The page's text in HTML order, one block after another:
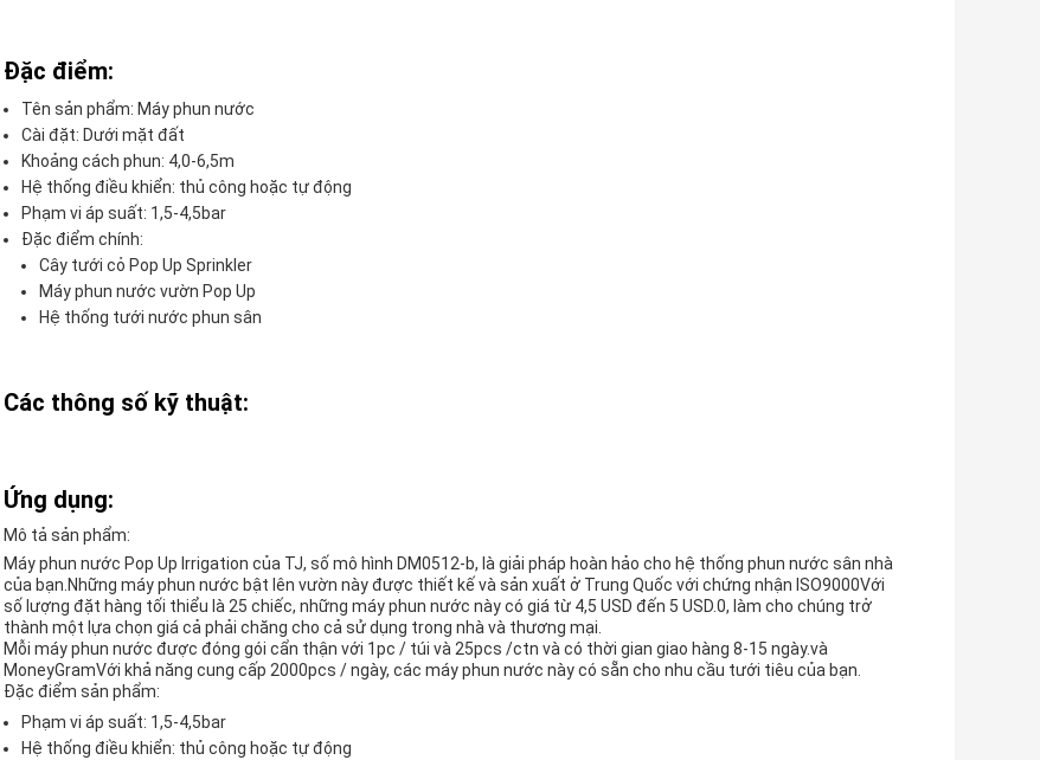
Đặc điểm:
Tên sản phẩm: Máy phun nước
Cài đặt: Dưới mặt đất
Khoảng cách phun: 4,0-6,5m
Hệ thống điều khiển: thủ công hoặc tự động
Phạm vi áp suất: 1,5-4,5bar
Đặc điểm chính:
Cây tưới cỏ Pop Up Sprinkler
Máy phun nước vườn Pop Up
Hệ thống tưới nước phun sân
Các thông số kỹ thuật:
Ứng dụng:
Mô tả sản phẩm:
Máy phun nước Pop Up Irrigation của TJ, số mô hình DM0512-b, là giải pháp hoàn hảo cho hệ thống phun nước sân nhà
của bạn.Những máy phun nước bật lên vườn này được thiết kế và sản xuất ở Trung Quốc với chứng nhận ISO9000Với
số lượng đặt hàng tối thiểu là 25 chiếc, những máy phun nước này có giá từ 4,5 USD đến 5 USD.0, làm cho chúng trở
thành một lựa chọn giá cả phải chăng cho cả sử dụng trong nhà và thương mại.
Mỗi máy phun nước được đóng gói cẩn thận với 1pc / túi và 25pcs /ctn và có thời gian giao hàng 8-15 ngày.và
MoneyGramVới khả năng cung cấp 2000pcs / ngày, các máy phun nước này có sẵn cho nhu cầu tưới tiêu của bạn.
Đặc điểm sản phẩm:
Phạm vi áp suất: 1,5-4,5bar
Hệ thống điều khiển: thủ công hoặc tự động